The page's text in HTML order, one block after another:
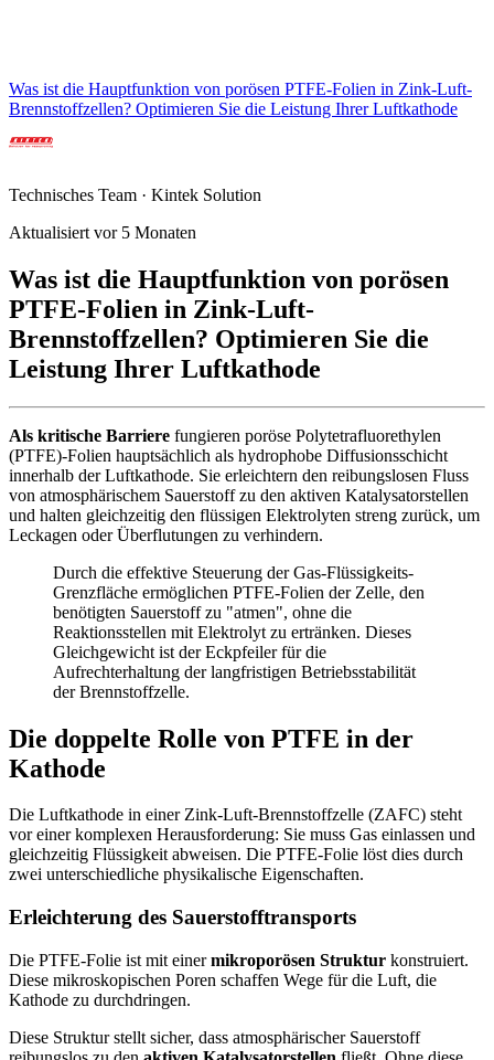
Was ist die Hauptfunktion von porösen PTFE-Folien in Zink-Luft-
Brennstoffzellen? Optimieren Sie die Leistung Ihrer Luftkathode
Technisches Team · Kintek Solution
Aktualisiert vor 5 Monaten
Was ist die Hauptfunktion von porösen
PTFE-Folien in Zink-Luft-
Brennstoffzellen? Optimieren Sie die
Leistung Ihrer Luftkathode
Als kritische Barriere fungieren poröse Polytetrafluorethylen
(PTFE)-Folien hauptsächlich als hydrophobe Diffusionsschicht
innerhalb der Luftkathode. Sie erleichtern den reibungslosen Fluss
von atmosphärischem Sauerstoff zu den aktiven Katalysatorstellen
und halten gleichzeitig den flüssigen Elektrolyten streng zurück, um
Leckagen oder Überflutungen zu verhindern.
Durch die effektive Steuerung der Gas-Flüssigkeits-
Grenzfläche ermöglichen PTFE-Folien der Zelle, den
benötigten Sauerstoff zu "atmen", ohne die
Reaktionsstellen mit Elektrolyt zu ertränken. Dieses
Gleichgewicht ist der Eckpfeiler für die
Aufrechterhaltung der langfristigen Betriebsstabilität
der Brennstoffzelle.
Die doppelte Rolle von PTFE in der
Kathode
Die Luftkathode in einer Zink-Luft-Brennstoffzelle (ZAFC) steht
vor einer komplexen Herausforderung: Sie muss Gas einlassen und
gleichzeitig Flüssigkeit abweisen. Die PTFE-Folie löst dies durch
zwei unterschiedliche physikalische Eigenschaften.
Erleichterung des Sauerstofftransports
Die PTFE-Folie ist mit einermikroporösen Struktur konstruiert.
Diese mikroskopischen Poren schaffen Wege für die Luft, die
Kathode zu durchdringen.
Diese Struktur stellt sicher, dass atmosphärischer Sauerstoff